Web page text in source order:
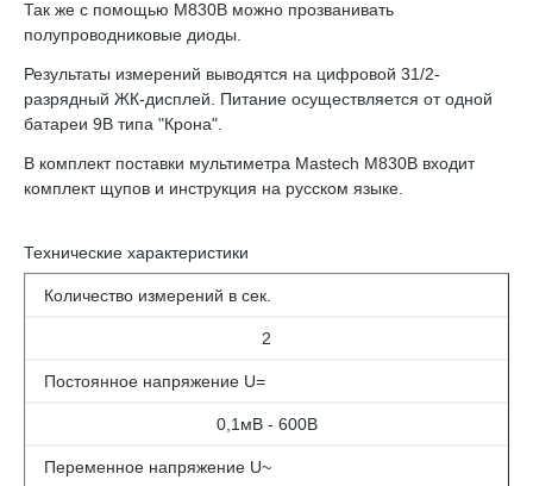
Так же с помощью M830B можно прозванивать
полупроводниковые диоды.
Результаты измерений выводятся на цифровой 31/2-
разрядный ЖК-дисплей. Питание осуществляется от одной
батареи 9В типа "Крона".
В комплект поставки мультиметра Mastech M830B входит
комплект щупов и инструкция на русском языке.
Технические характеристики
Количество измерений в сек.
2
Постоянное напряжение U=
0,1мВ - 600В
Переменное напряжение U~